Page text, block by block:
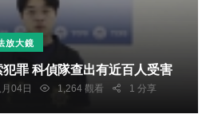
放大鏡
男子涉嫌網路性勒索犯罪 科偵隊查出有近百人受害
04日 1,264 觀看 1 分享